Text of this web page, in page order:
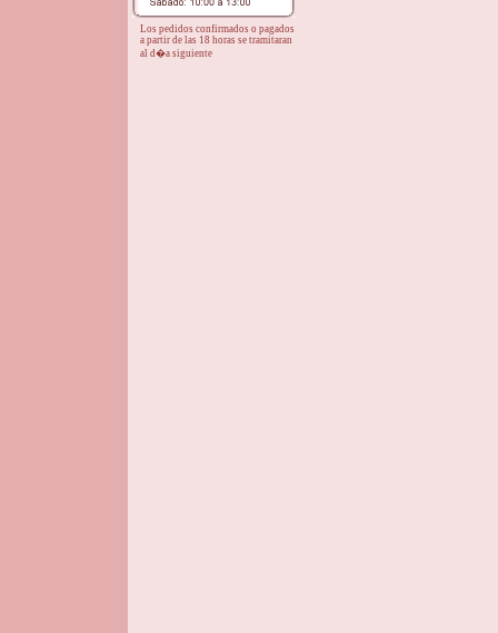
Los pedidos confirmados o pagados
a partir de las 18 horas se tramitaran
al d�a siguiente